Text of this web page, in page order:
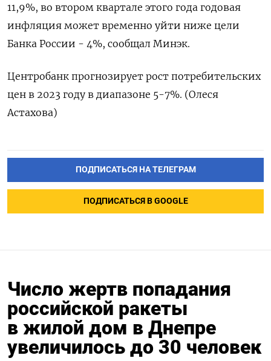
11,9%, во втором квартале этого года годовая
инфляция может временно уйти ниже цели
Банка России - 4%, сообщал Минэк.
Центробанк прогнозирует рост потребительских
цен в 2023 году в диапазоне 5-7%. (Олеся
Астахова)
ПОДПИСАТЬСЯ НА ТЕЛЕГРАМ
ПОДПИСАТЬСЯ В GOOGLE
Число жертв попадания
российской ракеты
в жилой дом в Днепре
увеличилось до 30 человек